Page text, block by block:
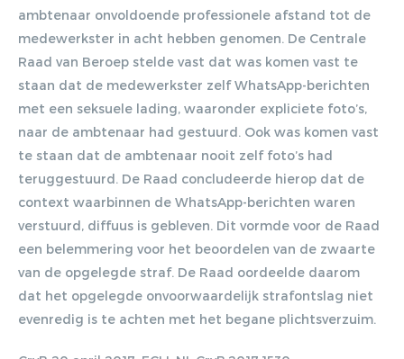
ambtenaar onvoldoende professionele afstand tot de
medewerkster in acht hebben genomen. De Centrale
Raad van Beroep stelde vast dat was komen vast te
staan dat de medewerkster zelf WhatsApp-berichten
met een seksuele lading, waaronder expliciete foto’s,
naar de ambtenaar had gestuurd. Ook was komen vast
te staan dat de ambtenaar nooit zelf foto’s had
teruggestuurd. De Raad concludeerde hierop dat de
context waarbinnen de WhatsApp-berichten waren
verstuurd, diffuus is gebleven. Dit vormde voor de Raad
een belemmering voor het beoordelen van de zwaarte
van de opgelegde straf. De Raad oordeelde daarom
dat het opgelegde onvoorwaardelijk strafontslag niet
evenredig is te achten met het begane plichtsverzuim.